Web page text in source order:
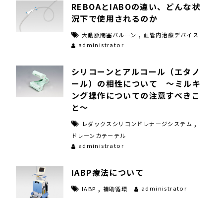
REBOAとIABOの違い、どんな状
況下で使用されるのか
大動脈閉塞バルーン , 血管内治療デバイス
administrator
シリコーンとアルコール（エタノ
ール）の相性について ～ミルキ
ング操作についての注意すべきこ
と～
レダックスシリコンドレナージシステム ,
ドレーンカテーテル
administrator
IABP療法について
IABP , 補助循環 administrator